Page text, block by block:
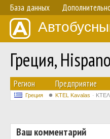
База данных
Греция,
Регион Предприятие
Греция KTEL Kavalas ΚΤΕΛ
Ваш комментарий